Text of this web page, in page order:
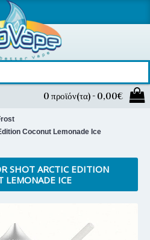
0 προϊόν(τα) - 0,00€
Coconut Lemonade Ice
SHOT ARCTIC EDITION
LEMONADE ICE